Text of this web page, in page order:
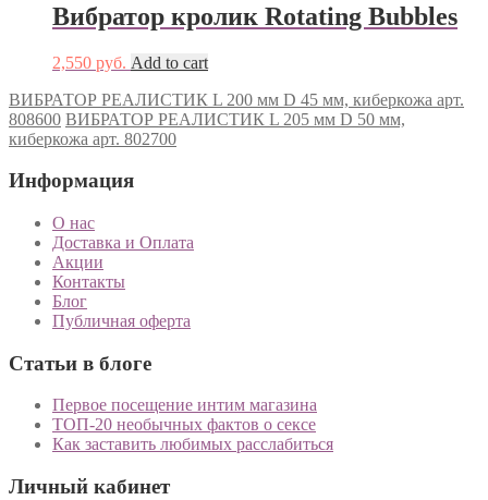
Вибратор кролик Rotating Bubbles
2,550 руб. Add to cart
ВИБРАТОР РЕАЛИСТИК L 200 мм D 45 мм, киберкожа арт.
808600 ВИБРАТОР РЕАЛИСТИК L 205 мм D 50 мм,
киберкожа арт. 802700
Информация
О нас
Доставка и Оплата
Акции
Контакты
Блог
Публичная оферта
Статьи в блоге
Первое посещение интим магазина
ТОП-20 необычных фактов о сексе
Как заставить любимых расслабиться
Личный кабинет